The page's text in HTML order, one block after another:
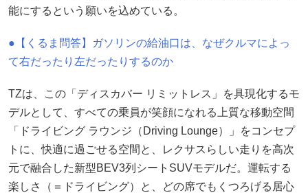
能にするという願いを込めている。
●【くるま問答】ガソリンの給油口は、なぜクルマによっ
て右だったり左だったりするのか
TZは、この「ディスカバー リミットレス」を具現化するモ
デルとして、すべての乗員が笑顔になれる上質な移動空間
「ドライビング ラウンジ（Driving Lounge）」をコンセプ
トに、快適に過ごせる空間と、レクサスらしい走りを高次
元で融合した新型BEV3列シートSUVモデルだ。運転する
楽しさ（＝ドライビング）と、どの席でもくつろげる居心